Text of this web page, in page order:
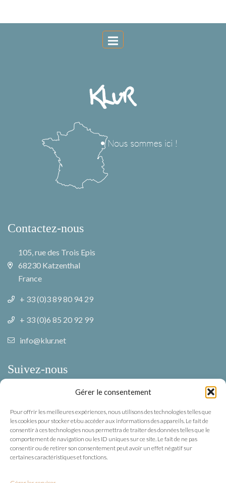
Gérer le consentement
Pour offrir les meilleures expériences, nous utilisons des technologies telles que
les cookies pour stocker et/ou accéder aux informations des appareils. Le fait de
consentir à ces technologies nous permettra de traiter des données telles que le
comportement de navigation ou les ID uniques sur ce site. Le fait de ne pas
consentir ou de retirer son consentement peut avoir un effet négatif sur
certaines caractéristiques et fonctions.
Contactez-nous
105, rue des Trois Epis
68230 Katzenthal
France
+ 33 (0)3 89 80 94 29
+ 33 (0)6 85 20 92 99
info@klur.net
Suivez-nous
Instagram
Mentions légales